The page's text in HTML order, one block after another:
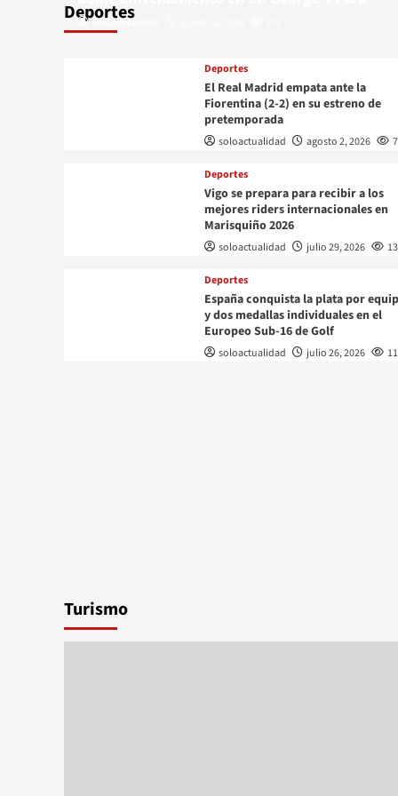
Tres detenidos por un
infraestructura
óptica en Barcelona
agosto 6, 2026
eclipse del 12 de agosto
Deportes
soloactualidad
Deportes
El Real Madrid empata ante la
Fiorentina (2-2) en su estreno de
pretemporada
soloactualidad agosto 2, 2026
Deportes
Vigo se prepara para recibir a los
mejores riders internacionales en
Marisquiño 2026
soloactualidad julio 29, 2026
Deportes
España conquista la plata por
y dos medallas individuales en el
Europeo Sub-16 de Golf
soloactualidad julio 26, 2026
Turismo